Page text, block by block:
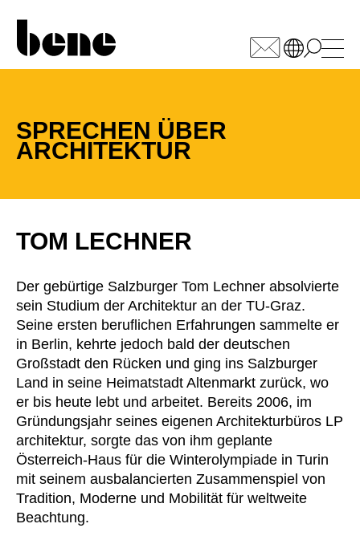
WÄHLEN SIE IHREN
Armenien (AM)
Bahrain(BH)
Bulgarien(BG)
Deutschland
Dänemark(DK)
Elfenbeinküste(CI)
Finnland(FI)
Frankreich (FR)
Ghana
Griechenland(GR)
Großbritannien(GB)
Guinea(GN)
Hongkong(HK)
(IN)
SPRECHEN ÜBER
ARCHITEKTUR
TOM LECHNER
Der gebürtige Salzburger Tom Lechner absolvierte
sein Studium der Architektur an der TU-Graz.
Seine ersten beruflichen Erfahrungen sammelte er
in Berlin, kehrte jedoch bald der deutschen
Großstadt den Rücken und ging ins Salzburger
Land in seine Heimatstadt Altenmarkt zurück, wo
er bis heute lebt und arbeitet. Bereits 2006, im
Gründungsjahr seines eigenen Architekturbüros LP
architektur, sorgte das von ihm geplante
Österreich-Haus für die Winterolympiade in Turin
mit seinem ausbalancierten Zusammenspiel von
Tradition, Moderne und Mobilität für weltweite
Beachtung.